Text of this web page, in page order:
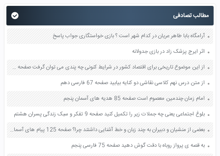
مطالب تصادفی
آرامگاه بابا طاهر عریان در کدام شهر است ؟ بازی خواستگاری جواب پاسخ
اثر ایرج پزشک زاد در بازی جدولانه
از این موضوع تاریخی برای اقتصاد کشور در شرایط کنونی چه پندی می توان گرفت صفحه 84 مطالعات اجتماعی نهم
از متن درس نهم کلاسی نقاشی دو کنایه بیابید صفحه 67 فارسی دهم
امام زمان چندمین معصوم است صفحه 85 هدیه های آسمان پنجم
بلوغ اجتماعی یعنی چه جملات زیر را تکمیل کنید صفحه 9 تفکر و سبک زندگی پسران هشتم
بعضی از منشیان و دبیران به چند زبان و خط آشنایی داشتند چرا؟ صفحه 125 پیام های آسمان هفتم
به قصه ی پرواز روباه با دقت گوش دهید صفحه 75 فارسی پنجم